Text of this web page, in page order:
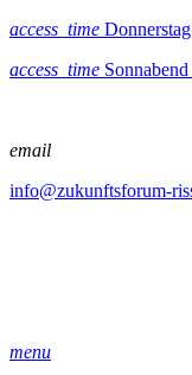
access_time
access_time
email
info@zukunftsforum-
menu